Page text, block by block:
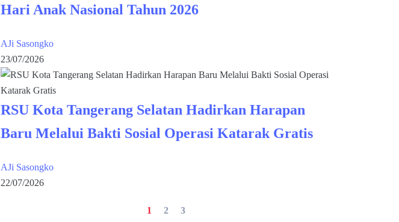
Hari Anak Nasional Tahun 2026
AJi Sasongko
23/07/2026
RSU Kota Tangerang Selatan Hadirkan Harapan
Baru Melalui Bakti Sosial Operasi Katarak Gratis
AJi Sasongko
22/07/2026
1 2 3